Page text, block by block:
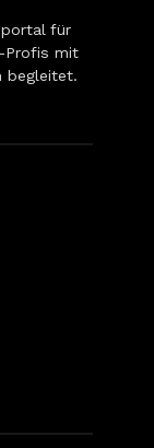
für
Profis mit
begleitet.